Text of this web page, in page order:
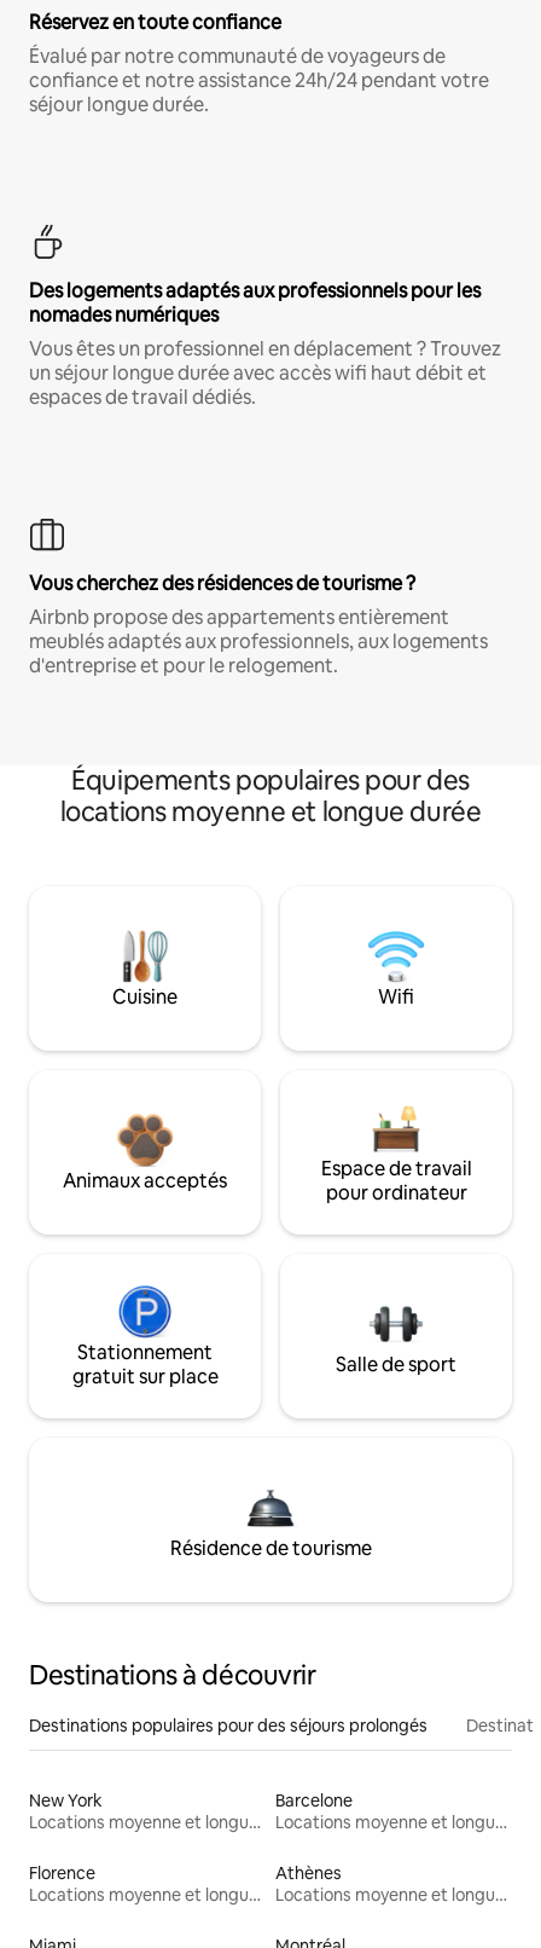
Réservez en toute confiance
Évalué par notre communauté de voyageurs de
confiance et notre assistance 24h/24 pendant votre
séjour longue durée.
Des logements adaptés aux professionnels pour les
nomades numériques
Vous êtes un professionnel en déplacement ? Trouvez
un séjour longue durée avec accès wifi haut débit et
espaces de travail dédiés.
Vous cherchez des résidences de tourisme ?
Airbnb propose des appartements entièrement
meublés adaptés aux professionnels, aux logements
d'entreprise et pour le relogement.
Équipements populaires pour des
locations moyenne et longue durée
Cuisine Wifi
Animaux acceptés
Espace de travail
pour ordinateur
Stationnement
gratuit sur place
Salle de sport
Résidence de tourisme
Destinations à découvrir
Destinations populaires pour des séjours prolongés
New York
Locations moyenne et longue durée
Barcelone
Locations moyenne et longue durée
Florence
Locations moyenne et longue durée
Athènes
Locations moyenne et longue durée